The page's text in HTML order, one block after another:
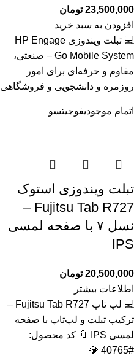
23,500,000 تومان
افزودن به سبد خرید
💻 تبلت ویندوزی HP Engage
Go Mobile System – صنعتی،
مقاوم و حرفه‌ای برای امور
روزمره و دانشجویی و فروشگاهی
اتمام موجودیفوجیتسو
تبلت ویندوزی استوک
Fujitsu Tab R727 –
نسل ۷ با صفحه لمسی
IPS
20,500,000 تومان
اطلاعات بیشتر
💻 لپ تاپ Fujitsu Tab R727 –
ترکیب تبلت و لپ‌تاپ با صفحه
لمسی IPS 🔖 کد محصول:
#40765 💎